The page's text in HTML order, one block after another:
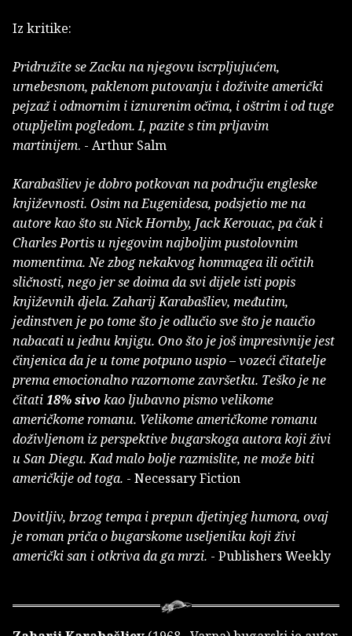
Iz kritike:
Pridružite se Zacku na njegovu iscrpljujućem,
urnebesnom, paklenom putovanju i doživite američki
pejzaž i odmornim i iznurenim očima, i oštrim i od tuge
otupljelim pogledom. I, pazite s tim prljavim
martinijem. - Arthur Salm
Karabašliev je dobro potkovan na području engleske
književnosti. Osim na Eugenidesa, podsjetio me na
autore kao što su Nick Hornby, Jack Kerouac, pa čak i
Charles Portis u njegovim najboljim pustolovnim
momentima. Ne zbog nekakvog hommagea ili očitih
sličnosti, nego jer se doima da svi dijele isti popis
književnih djela. Zaharij Karabašliev, međutim,
jedinstven je po tome što je odlučio sve što je naučio
nabacati u jednu knjigu. Ono što je još impresivnije jest
činjenica da je u tome potpuno uspio – vozeći čitatelje
prema emocionalno razornome završetku. Teško je ne
čitati18% sivokao ljubavno pismo velikome
američkome romanu. Velikome američkome romanu
doživljenom iz perspektive bugarskoga autora koji živi
u San Diegu. Kad malo bolje razmislite, ne može biti
američkije od toga. - Necessary Fiction
Dovitljiv, brzog tempa i prepun djetinjeg humora, ovaj
je roman priča o bugarskome useljeniku koji živi
američki san i otkriva da ga mrzi. - Publishers Weekly